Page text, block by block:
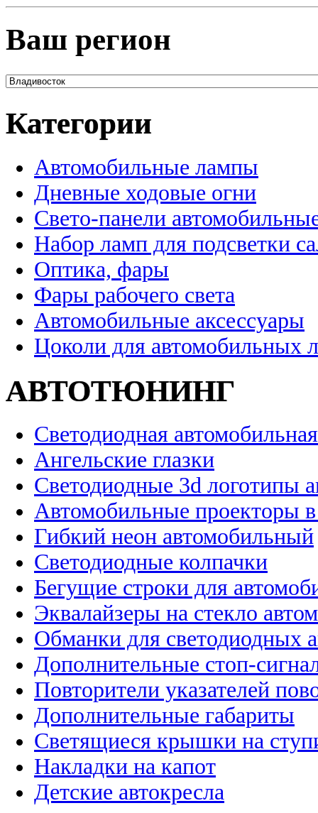
Ваш регион
Категории
Автомобильные лампы
Дневные ходовые огни
Свето-панели
Набор ламп для подсветки
Оптика, фары
Фары рабочего света
Автомобильные аксессуары
Цоколи для автомобильных
АВТОТЮНИНГ
Светодиодная
Ангельские глазки
Светодиодные 3d логотипы
Автомобильные проекторы
Гибкий неон автомобильный
Светодиодные колпачки
Бегущие строки для
Эквалайзеры на стекло
Обманки для светодиодных
Дополнительные стоп-
Повторители указателей
Дополнительные габариты
Светящиеся крышки на
Накладки на капот
Детские автокресла